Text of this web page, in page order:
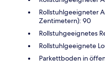
Rollstuhlgeeigneter
Zentimetern): 90
Rollstuhgeeignetes
Rollstuhlgeeignete
Parkettboden in